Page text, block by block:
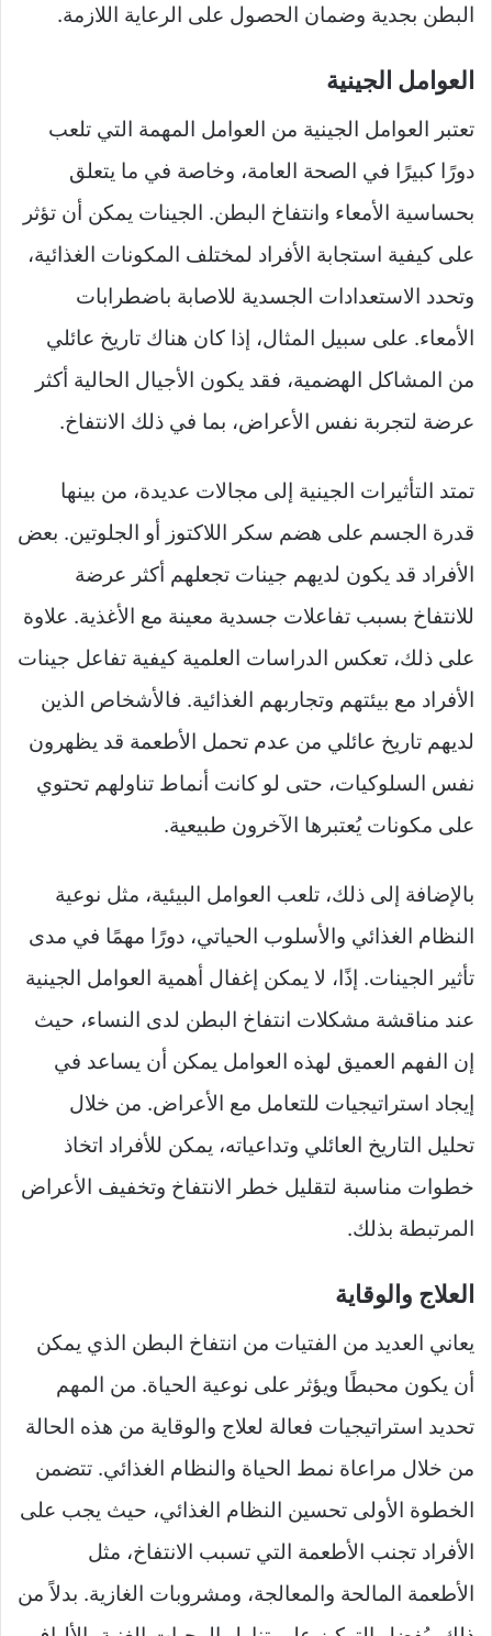
البطن بجدية وضمان الحصول على الرعاية اللازمة.
العوامل الجينية
تعتبر العوامل الجينية من العوامل المهمة التي تلعب
دورًا كبيرًا في الصحة العامة، وخاصة في ما يتعلق
بحساسية الأمعاء وانتفاخ البطن. الجينات يمكن أن تؤثر
على كيفية استجابة الأفراد لمختلف المكونات الغذائية،
وتحدد الاستعدادات الجسدية للاصابة باضطرابات
الأمعاء. على سبيل المثال، إذا كان هناك تاريخ عائلي
من المشاكل الهضمية، فقد يكون الأجيال الحالية أكثر
عرضة لتجربة نفس الأعراض، بما في ذلك الانتفاخ.
تمتد التأثيرات الجينية إلى مجالات عديدة، من بينها
قدرة الجسم على هضم سكر اللاكتوز أو الجلوتين. بعض
الأفراد قد يكون لديهم جينات تجعلهم أكثر عرضة
للانتفاخ بسبب تفاعلات جسدية معينة مع الأغذية. علاوة
على ذلك، تعكس الدراسات العلمية كيفية تفاعل جينات
الأفراد مع بيئتهم وتجاربهم الغذائية. فالأشخاص الذين
لديهم تاريخ عائلي من عدم تحمل الأطعمة قد يظهرون
نفس السلوكيات، حتى لو كانت أنماط تناولهم تحتوي
على مكونات يُعتبرها الآخرون طبيعية.
بالإضافة إلى ذلك، تلعب العوامل البيئية، مثل نوعية
النظام الغذائي والأسلوب الحياتي، دورًا مهمًا في مدى
تأثير الجينات. إذًا، لا يمكن إغفال أهمية العوامل الجينية
عند مناقشة مشكلات انتفاخ البطن لدى النساء، حيث
إن الفهم العميق لهذه العوامل يمكن أن يساعد في
إيجاد استراتيجيات للتعامل مع الأعراض. من خلال
تحليل التاريخ العائلي وتداعياته، يمكن للأفراد اتخاذ
خطوات مناسبة لتقليل خطر الانتفاخ وتخفيف الأعراض
المرتبطة بذلك.
العلاج والوقاية
يعاني العديد من الفتيات من انتفاخ البطن الذي يمكن
أن يكون محبطًا ويؤثر على نوعية الحياة. من المهم
تحديد استراتيجيات فعالة لعلاج والوقاية من هذه الحالة
من خلال مراعاة نمط الحياة والنظام الغذائي. تتضمن
الخطوة الأولى تحسين النظام الغذائي، حيث يجب على
الأفراد تجنب الأطعمة التي تسبب الانتفاخ، مثل
الأطعمة المالحة والمعالجة، ومشروبات الغازية. بدلاً من